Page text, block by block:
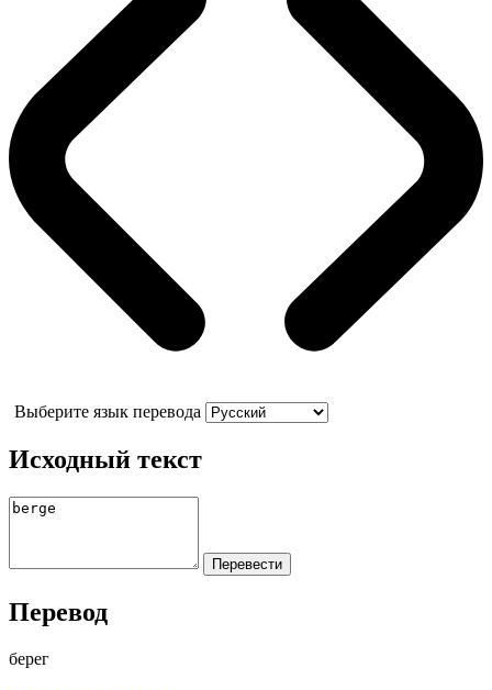
Выберите язык перевода
Исходный текст
Перевод
берег